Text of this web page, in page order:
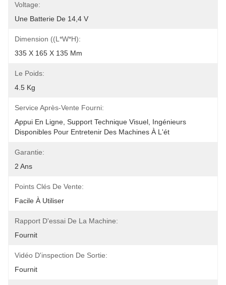
Voltage:
Une Batterie De 14,4 V
Dimension ((L*W*H):
335 X 165 X 135 Mm
Le Poids:
4.5 Kg
Service Après-Vente Fourni:
Appui En Ligne, Support Technique Visuel, Ingénieurs
Disponibles Pour Entretenir Des Machines À L'ét
Garantie:
2 Ans
Points Clés De Vente:
Facile À Utiliser
Rapport D'essai De La Machine:
Fournit
Vidéo D'inspection De Sortie:
Fournit